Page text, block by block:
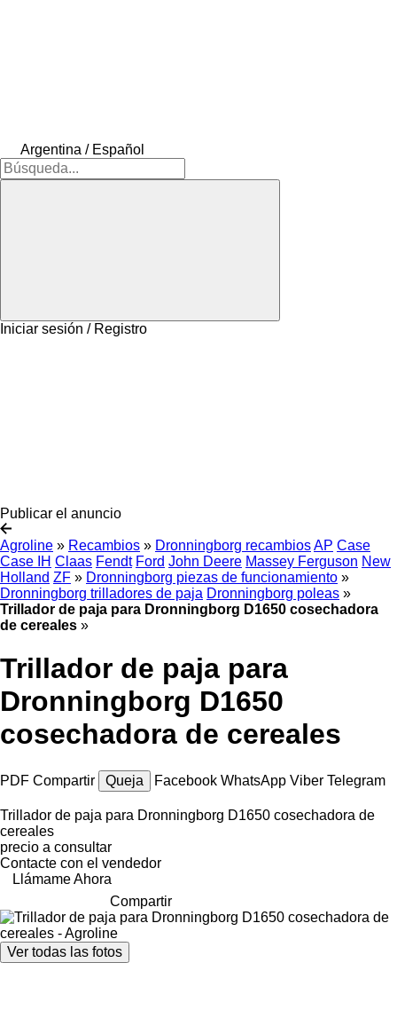
Argentina / Español
Iniciar sesión / Registro
Publicar el anuncio
Agroline » Recambios » Dronningborg recambiosAP Case
Case IH Claas Fendt Ford John Deere Massey Ferguson New
Holland ZF » Dronningborg piezas de funcionamiento »
Dronningborg trilladores de paja Dronningborg poleas »
Trillador de paja para Dronningborg D1650 cosechadora
de cereales »
Trillador de paja para
Dronningborg D1650
cosechadora de cereales
PDF Compartir Queja Facebook WhatsApp Viber Telegram
Trillador de paja para Dronningborg D1650 cosechadora de
cereales
precio a consultar
Contacte con el vendedor
Llámame Ahora
Compartir
Ver todas las fotos